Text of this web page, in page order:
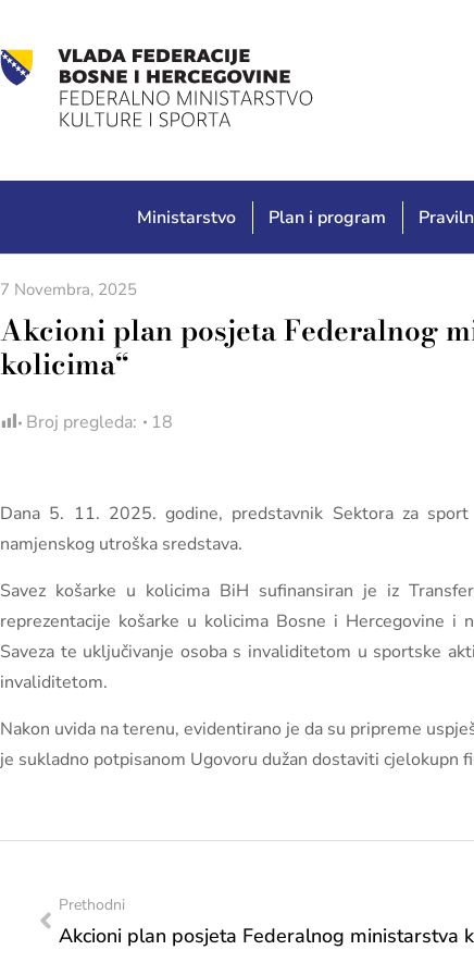
Ministarstvo Plan i program
7 Novembra, 2025
Akcioni plan posjeta Federalnog
kolicima“
Broj pregleda: 18
Dana 5. 11. 2025. godine, predstavnik Sektora za
namjenskog utroška sredstava.
Savez košarke u kolicima BiH sufinansiran je iz
reprezentacije košarke u kolicima Bosne i Hercegovine i
Saveza te uključivanje osoba s invaliditetom u sportske
invaliditetom.
Nakon uvida na terenu, evidentirano je da su pripreme
je sukladno potpisanom Ugovoru dužan dostaviti
Prethodni